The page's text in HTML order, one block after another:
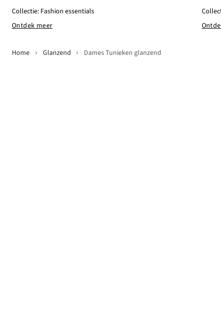
Collectie: Fashion essentials
Ontdek meer
Home Glanzend Dames Tunieken glanzend